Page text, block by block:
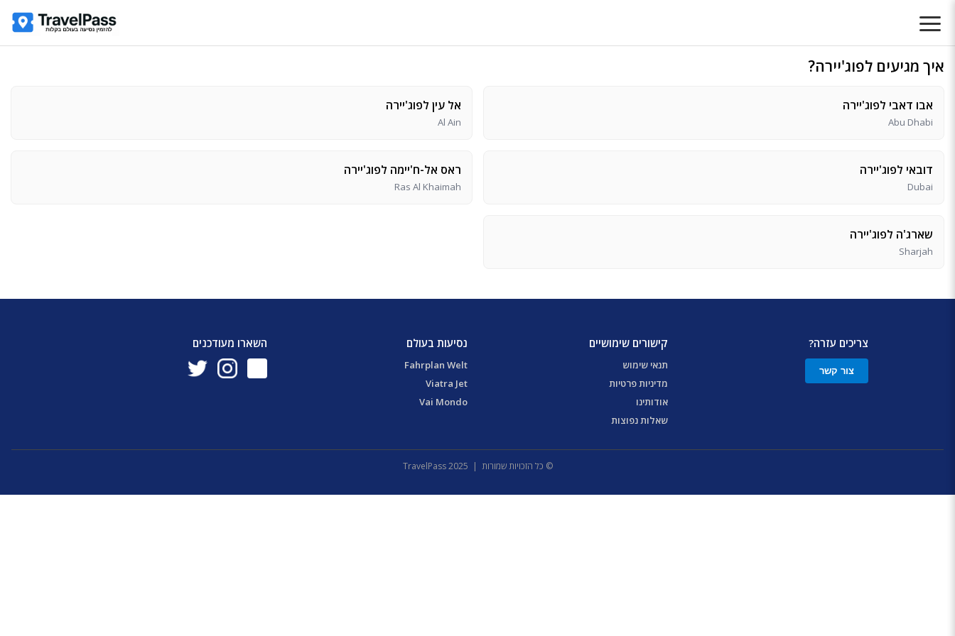
איך מגיעים לפוג'יירה?
אבו דאבי לפוג'יירה
Abu Dhabi
אל עין לפוג'יירה
Al Ain
דובאי לפוג'יירה
Dubai
ראס אל-ח'יימה לפוג'יירה
Ras Al Khaimah
שארג'ה לפוג'יירה
Sharjah
צריכים עזרה?
צור קשר
קישורים שימושיים
תנאי שימוש
מדיניות פרטיות
אודותינו
שאלות נפוצות
נסיעות בעולם
Fahrplan Welt
Viatra Jet
Vai Mondo
השארו מעודכנים
© כל הזכויות שמורות | 2025 TravelPass